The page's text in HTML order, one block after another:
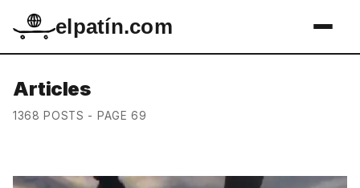
elpatín.com
Articles
1368 POSTS - PAGE 69